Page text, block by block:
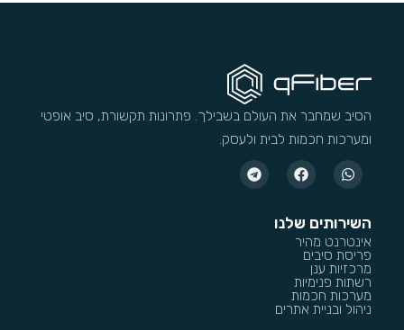
הסיב שמחבר את העולם בשבילך. פתרונות תקשורת, סיב אופטי
ומערכות חכמות לבית ולעסק.
השירותים שלנו
אינטרנט מהיר
פריסת סיבים
מרכזיות ענן
רשתות פנימיות
מערכות חכמות
ניהול ובניית אתרים